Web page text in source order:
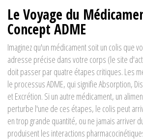
Le Voyage du
Concept ADME
Imaginez qu'un médicament soit un colis que
adresse précise dans votre corps (le site
doit passer par quatre étapes critiques. Les
le processusADME, qui signifieAbsorption,
et Excrétion. Si un autre médicament, un
perturbe l'une de ces étapes, le colis peut
en trop grande quantité, ou ne jamais arriver
produisent les interactions